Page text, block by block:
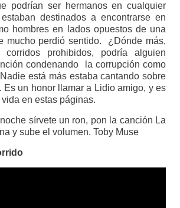
podrían ser hermanos en cualquier
destinados a encontrarse en
hombres en lados opuestos de una
mucho perdió sentido. ¿Dónde más,
prohibidos, podría alguien
condenando la corrupción como
está más estaba cantando sobre
Es un honor llamar a Lidio amigo, y es
en estas páginas.
sírvete un ron, pon la canción La
y sube el volumen. Toby Muse